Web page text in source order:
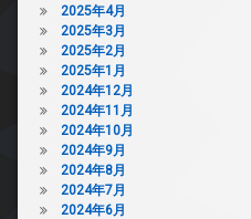
2025年4月
2025年3月
2025年2月
2025年1月
2024年12月
2024年11月
2024年10月
2024年9月
2024年8月
2024年7月
2024年6月